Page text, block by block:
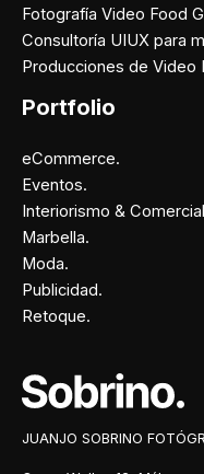
Fotografía Video Food
Consultoría UIUX para
Producciones de Video
Portfolio
eCommerce.
Eventos.
Interiorismo &
Marbella.
Moda.
Publicidad.
Retoque.
JUANJO SOBRINO